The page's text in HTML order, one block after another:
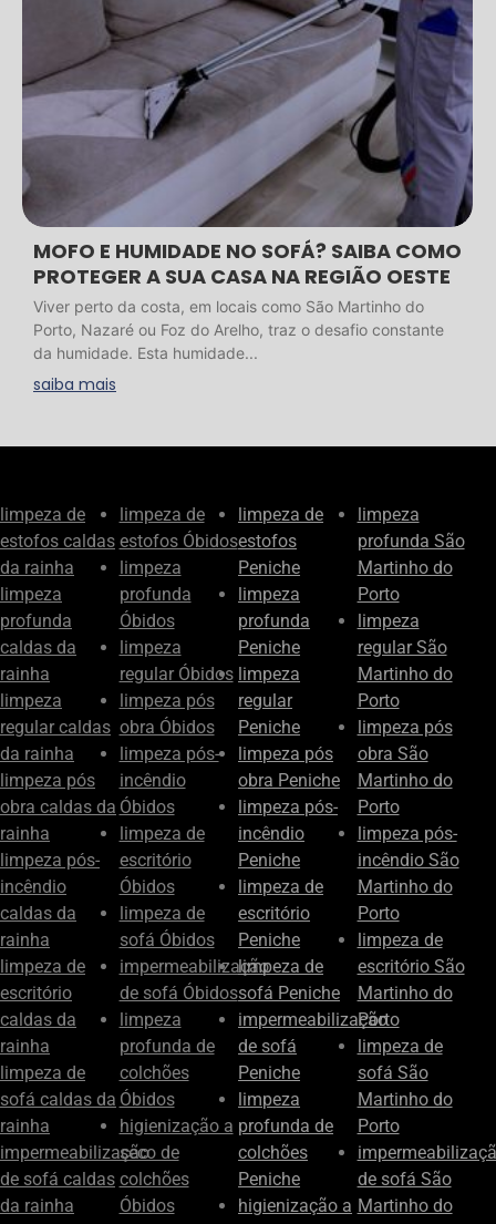
MOFO E HUMIDADE NO SOFÁ? SAIBA COMO
PROTEGER A SUA CASA NA REGIÃO OESTE
Viver perto da costa, em locais como São Martinho do
Porto, Nazaré ou Foz do Arelho, traz o desafio constante
da humidade. Esta humidade...
saiba mais
limpeza de
estofos caldas
da rainha
limpeza
profunda
caldas da
rainha
limpeza
regular caldas
da rainha
limpeza pós
obra caldas da
rainha
limpeza pós-
incêndio
caldas da
rainha
limpeza de
escritório
caldas da
rainha
limpeza de
sofá caldas da
rainha
impermeabilização
de sofá caldas
da rainha
limpeza de
estofos Óbidos
limpeza
profunda
Óbidos
limpeza
regular Óbidos
limpeza pós
obra Óbidos
limpeza pós-
incêndio
Óbidos
limpeza de
escritório
Óbidos
limpeza de
sofá Óbidos
impermeabilização
de sofá Óbidos
limpeza
profunda de
colchões
Óbidos
higienização a
seco de
colchões
Óbidos
limpeza de
estofos
Peniche
limpeza
profunda
Peniche
limpeza
regular
Peniche
limpeza pós
obra Peniche
limpeza pós-
incêndio
Peniche
limpeza de
escritório
Peniche
limpeza de
sofá Peniche
impermeabilização
de sofá
Peniche
limpeza
profunda de
colchões
Peniche
higienização a
limpeza
profunda São
Martinho do
Porto
limpeza
regular São
Martinho do
Porto
limpeza pós
obra São
Martinho do
Porto
limpeza pós-
incêndio São
Martinho do
Porto
limpeza de
escritório São
Martinho do
Porto
limpeza de
sofá São
Martinho do
Porto
de sofá São
Martinho do